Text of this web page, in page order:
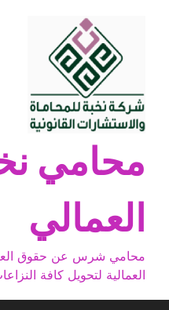
محامي
العمالي
محامي شرس عن حقوق
العمالية لتحويل كافة